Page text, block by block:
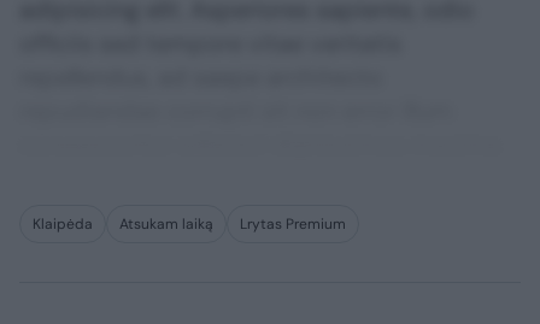
Klaipėda Atsukam laiką Lrytas Premium